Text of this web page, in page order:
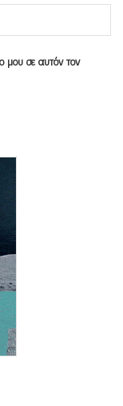
μου σε αυτόν τον